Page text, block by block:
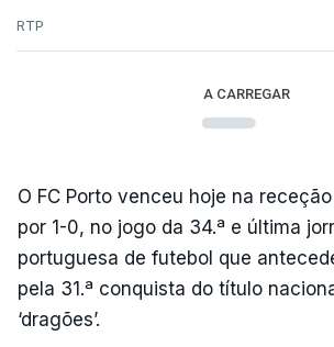
RTP
A CARREGAR
O FC Porto venceu hoje na
por 1-0, no jogo da 34.ª e última
portuguesa de futebol que
pela 31.ª conquista do título
‘dragões’.